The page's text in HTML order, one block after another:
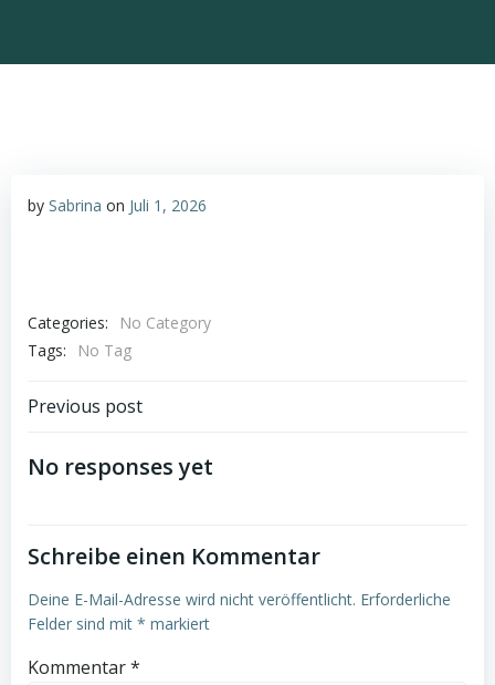
by Sabrina on Juli 1, 2026
Categories:
No Category
Tags:
No Tag
Post
navigation
Previous post
No responses yet
Schreibe einen Kommentar
Deine E-Mail-Adresse wird nicht veröffentlicht. Erforderliche
Felder sind mit * markiert
Kommentar*